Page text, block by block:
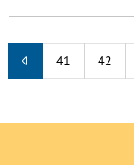
41 42